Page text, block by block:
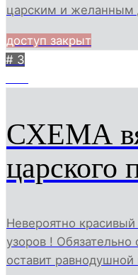
царским и
доступ закрыт
# 3
СХЕМА
царского
Невероятно
узоров !
оставит